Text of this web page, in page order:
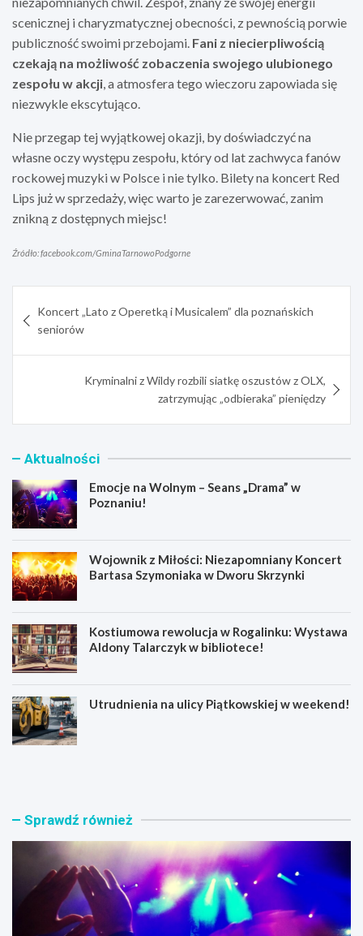
scenicznej i charyzmatycznej obecności, z pewnością porwie
publiczność swoimi przebojami. Fani z niecierpliwością
czekają na możliwość zobaczenia swojego ulubionego
zespołu w akcji , a atmosfera tego wieczoru zapowiada się
niezwykle ekscytująco.
Nie przegap tej wyjątkowej okazji, by doświadczyć na
własne oczy występu zespołu, który od lat zachwyca fanów
rockowej muzyki w Polsce i nie tylko. Bilety na koncert Red
Lips już w sprzedaży, więc warto je zarezerwować, zanim
znikną z dostępnych miejsc!
Źródło: facebook.com/GminaTarnowoPodgorne
wpisu
Koncert „Lato z Operetką i Musicalem” dla poznańskich
seniorów
Kryminalni z Wildy rozbili siatkę oszustów z OLX,
zatrzymując „odbieraka” pieniędzy
Aktualności
Emocje na Wolnym – Seans „Drama” w
Poznaniu!
Wojownik z Miłości: Niezapomniany Koncert
Bartasa Szymoniaka w Dworu Skrzynki
Kostiumowa rewolucja w Rogalinku: Wystawa
Aldony Talarczyk w bibliotece!
Utrudnienia na ulicy Piątkowskiej w weekend!
E
e
W
n Sprawdź również